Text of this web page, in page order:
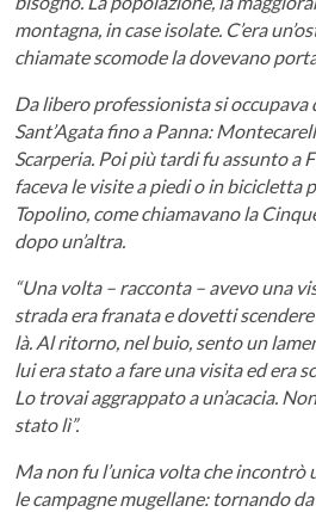
montagna, in case isolate. C’era
chiamate scomode la dovevano
Da libero professionista si
Sant’Agata fino a Panna:
Scarperia. Poi più tardi fu assunto a
faceva le visite a piedi o in bicicletta
Topolino, come chiamavano la
dopo un’altra.
“Una volta – racconta – avevo una
strada era franata e dovetti
là. Al ritorno, nel buio, sento un
lui era stato a fare una visita ed era
Lo trovai aggrappato a un’acacia.
stato lì”.
Ma non fu l’unica volta che incontrò
le campagne mugellane: tornando